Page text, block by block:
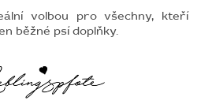
volbou pro všechny, kteří
běžné psí doplňky.